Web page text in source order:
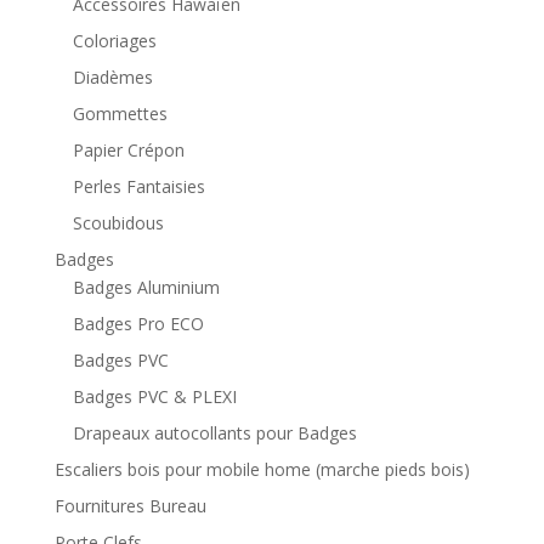
Coloriages
Diadèmes
Gommettes
Papier Crépon
Perles Fantaisies
Scoubidous
Badges
Badges Aluminium
Badges Pro ECO
Badges PVC
Badges PVC & PLEXI
Drapeaux autocollants pour Badges
Escaliers bois pour mobile home (marche pieds bois)
Fournitures Bureau